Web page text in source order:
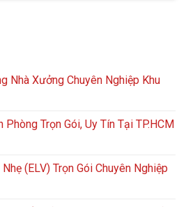
Nhà Xưởng Chuyên Nghiệp Khu
Trọn Gói, Uy Tín Tại TP.HCM
(ELV) Trọn Gói Chuyên Nghiệp